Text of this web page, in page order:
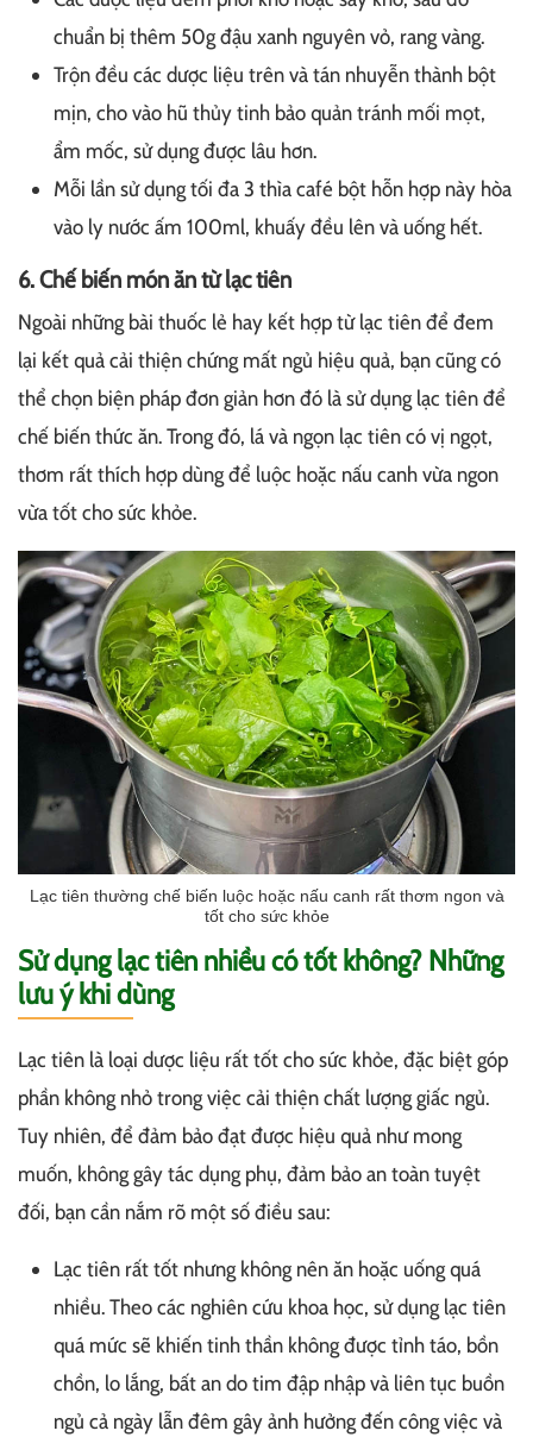
chuẩn bị thêm 50g đậu xanh nguyên vỏ, rang vàng.
Trộn đều các dược liệu trên và tán nhuyễn thành bột
mịn, cho vào hũ thủy tinh bảo quản tránh mối mọt,
ẩm mốc, sử dụng được lâu hơn.
Mỗi lần sử dụng tối đa 3 thìa café bột hỗn hợp này hòa
vào ly nước ấm 100ml, khuấy đều lên và uống hết.
6. Chế biến món ăn từ lạc tiên
Ngoài những bài thuốc lẻ hay kết hợp từ lạc tiên để đem
lại kết quả cải thiện chứng mất ngủ hiệu quả, bạn cũng có
thể chọn biện pháp đơn giản hơn đó là sử dụng lạc tiên để
chế biến thức ăn. Trong đó, lá và ngọn lạc tiên có vị ngọt,
thơm rất thích hợp dùng để luộc hoặc nấu canh vừa ngon
vừa tốt cho sức khỏe.
Lạc tiên thường chế biến luộc hoặc nấu canh rất thơm ngon và
tốt cho sức khỏe
Sử dụng lạc tiên nhiều có tốt không? Những
lưu ý khi dùng
Lạc tiên là loại dược liệu rất tốt cho sức khỏe, đặc biệt góp
phần không nhỏ trong việc cải thiện chất lượng giấc ngủ.
Tuy nhiên, để đảm bảo đạt được hiệu quả như mong
muốn, không gây tác dụng phụ, đảm bảo an toàn tuyệt
đối, bạn cần nắm rõ một số điều sau:
Lạc tiên rất tốt nhưng không nên ăn hoặc uống quá
nhiều. Theo các nghiên cứu khoa học, sử dụng lạc tiên
quá mức sẽ khiến tinh thần không được tỉnh táo, bồn
chồn, lo lắng, bất an do tim đập nhập và liên tục buồn
ngủ cả ngày lẫn đêm gây ảnh hưởng đến công việc và